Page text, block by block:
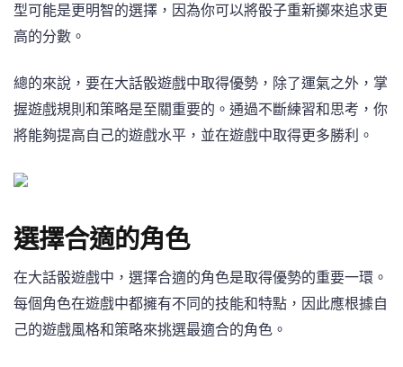
型可能是更明智的選擇，因為你可以將骰子重新擲來追求更
高的分數。
總的來說，要在大話骰遊戲中取得優勢，除了運氣之外，掌
握遊戲規則和策略是至關重要的。通過不斷練習和思考，你
將能夠提高自己的遊戲水平，並在遊戲中取得更多勝利。
選擇合適的角色
在大話骰遊戲中，選擇合適的角色是取得優勢的重要一環。
每個角色在遊戲中都擁有不同的技能和特點，因此應根據自
己的遊戲風格和策略來挑選最適合的角色。